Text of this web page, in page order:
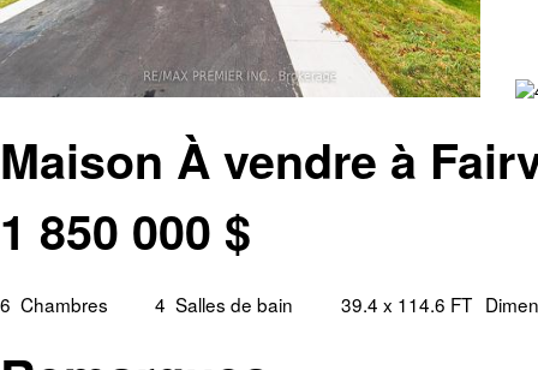
Maison À vendre à
1 850 000 $
6 Chambres 4 Salles de bain 39.4 x 114.6 FT